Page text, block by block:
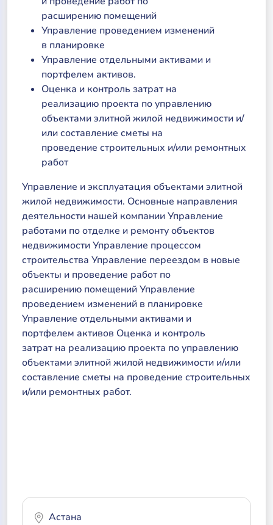
расширению помещений
Управление проведением изменений
в планировке
Управление отдельными активами и
портфелем активов.
Оценка и контроль затрат на
реализацию проекта по управлению
объектами элитной жилой недвижимости и/
или составление сметы на
проведение строительных и/или ремонтных
работ
Управление и эксплуатация объектами элитной
жилой недвижимости. Основные направления
деятельности нашей компании Управление
работами по отделке и ремонту объектов
недвижимости Управление процессом
строительства Управление переездом в новые
объекты и проведение работ по
расширению помещений Управление
проведением изменений в планировке
Управление отдельными активами и
портфелем активов Оценка и контроль
затрат на реализацию проекта по управлению
объектами элитной жилой недвижимости и/или
составление сметы на проведение строительных
и/или ремонтных работ.
Астана